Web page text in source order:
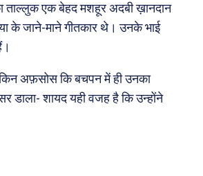
एक बेहद मशहूर अदबी ख़ानदान
के जाने-माने गीतकार थे। उनके भाई
अफ़सोस कि बचपन में ही उनका
डाला- शायद यही वजह है कि उन्होंने